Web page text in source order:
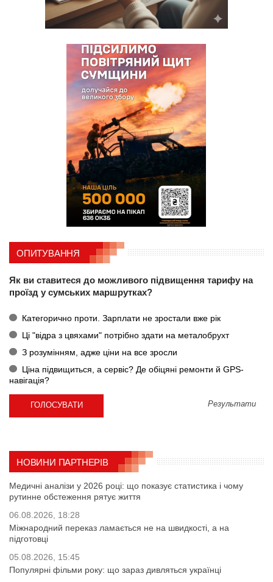
ОПИТУВАННЯ
Як ви ставитеся до можливого підвищення тарифу на
проїзд у сумських маршрутках?
Категорично проти. Зарплати не зростали вже рік
Ці "відра з цвяхами" потрібно здати на металобрухт
З розумінням, адже ціни на все зросли
Ціна підвищиться, а сервіс? Де обіцяні ремонти й GPS-
навігація?
Результати
НОВИНИ ПАРТНЕРІВ
Медичні аналізи у 2026 році: що показує статистика і чому
рутинне обстеження рятує життя
06.08.2026, 18:28
Міжнародний переказ ламається не на швидкості, а на
підготовці
05.08.2026, 15:45
Популярні фільми року: що зараз дивляться українці